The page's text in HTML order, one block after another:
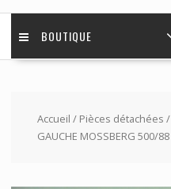
BOUTIQUE
Accueil / Pièces détachées /
GAUCHE MOSSBERG 500/88